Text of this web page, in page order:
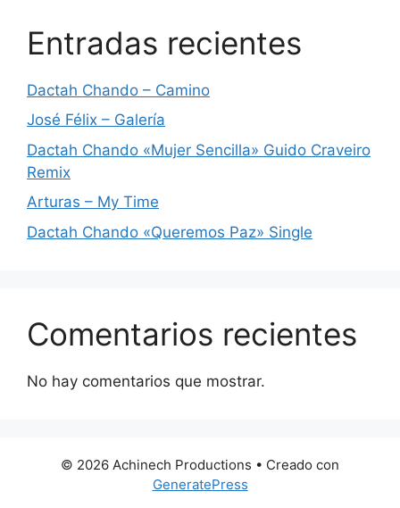
Entradas recientes
Dactah Chando – Camino
José Félix – Galería
Dactah Chando «Mujer Sencilla» Guido Craveiro
Remix
Arturas – My Time
Dactah Chando «Queremos Paz» Single
Comentarios recientes
No hay comentarios que mostrar.
© 2026 Achinech Productions • Creado con
GeneratePress